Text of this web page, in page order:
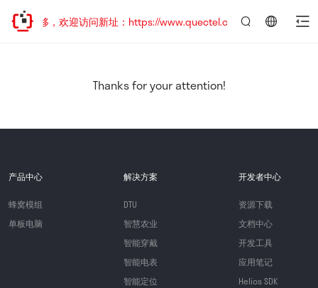
址已迁移，欢迎访问新址：https://www.quectel.com.cn
Thanks for your attention!
产品中心
蜂窝模组
单板电脑
解决方案
DTU
智慧农业
智能穿戴
智能电表
智能定位
开发者中心
资源下载
文档中心
开发工具
应用笔记
Helios SDK